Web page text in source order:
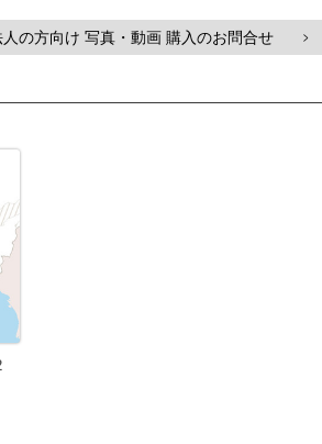
の方向け 写真・動画 購入のお問合せ >